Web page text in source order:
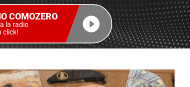
COMOZERO
la radio
click!